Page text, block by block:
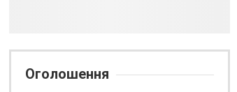
Оголошення